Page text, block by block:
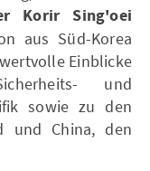
Korir Sing'oei
aus Süd-Korea
Einblicke
und
sowie zu den
und China, den